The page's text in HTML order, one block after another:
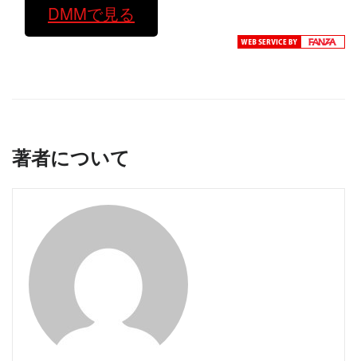
DMMで見る
著者について